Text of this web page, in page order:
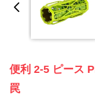
便利 2-5 ピース
罠